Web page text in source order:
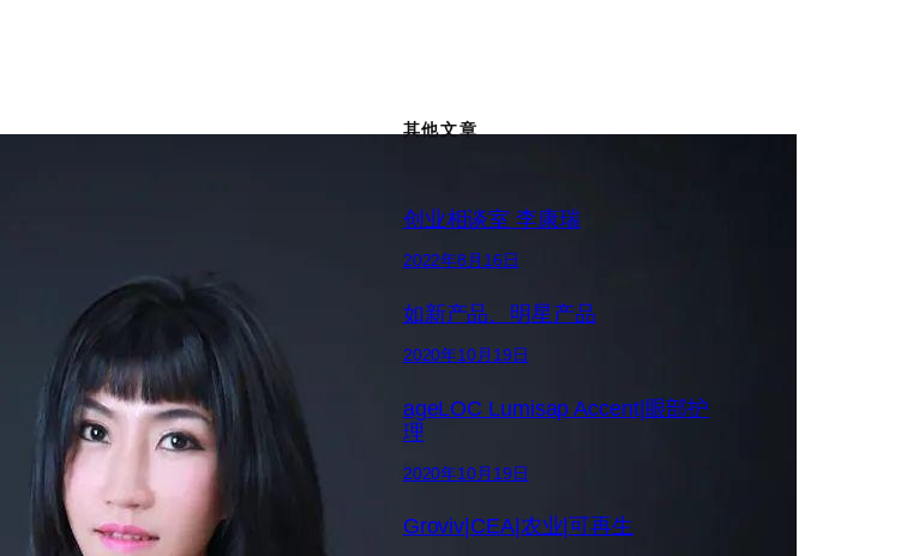
其他文章
创业相谈室 李康瑞
2022年8月16日
如新产品、明星产品
2020年10月19日
ageLOC Lumisap Accent|眼部护
理
2020年10月19日
Groviv|CEA|农业|可再生